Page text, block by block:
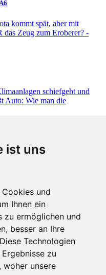
ist uns
und
Ihnen ein
zu ermöglichen und
besser an Ihre
Technologien
zu
woher unsere
bedient (und wie nicht)
Type 01